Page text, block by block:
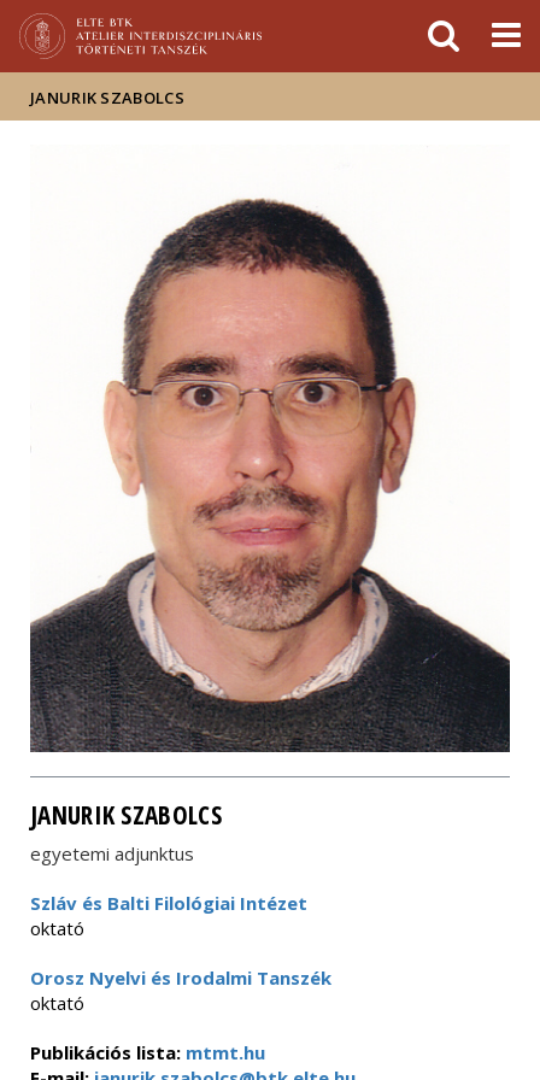
Hírek
Események
ELTE a
sajtóban
JANURIK SZABOLCS
JANURIK SZABOLCS
egyetemi adjunktus
Szláv és Balti Filológiai Intézet
oktató
Orosz Nyelvi és Irodalmi Tanszék
oktató
Publikációs lista: mtmt.hu